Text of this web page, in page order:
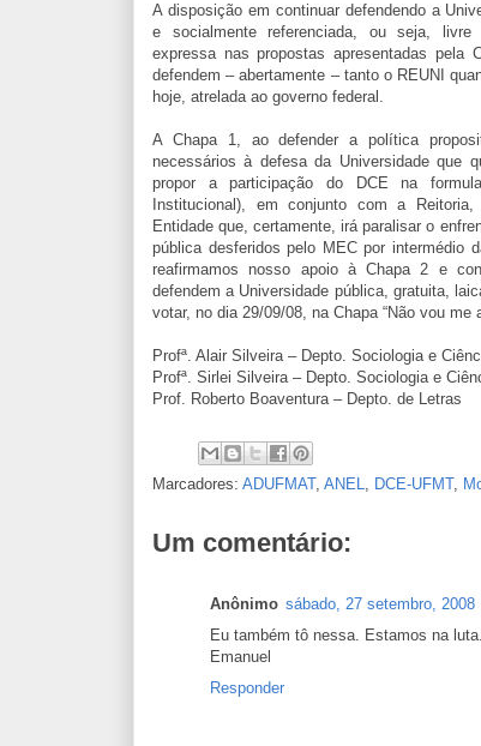
A disposição em continuar defendendo a
e socialmente referenciada, ou seja, livre
expressa nas propostas apresentadas pela
defendem – abertamente – tanto o REUNI
hoje, atrelada ao governo federal.
A Chapa 1, ao defender a política
necessários à defesa da Universidade que
propor a participação do DCE na
Institucional), em conjunto com a
Entidade que, certamente, irá paralisar o
pública desferidos pelo MEC por intermédio
reafirmamos nosso apoio à Chapa 2 e
defendem a Universidade pública, gratuita,
votar, no dia 29/09/08, na Chapa “Não vou me
Profª. Alair Silveira – Depto. Sociologia e
Profª. Sirlei Silveira – Depto. Sociologia e
Prof. Roberto Boaventura – Depto. de Letras
Marcadores: ADUFMAT, ANEL, DCE-UFMT,
Um comentário:
Anônimo sábado, 27 setembro, 2008
Eu também tô nessa. Estamos na luta.
Emanuel
Responder